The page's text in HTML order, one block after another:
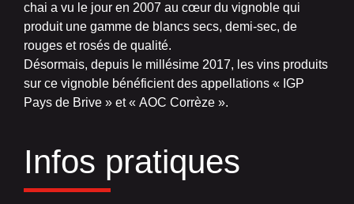
chai a vu le jour en 2007 au cœur du vignoble qui
produit une gamme de blancs secs, demi-sec, de
rouges et rosés de qualité.
Désormais, depuis le millésime 2017, les vins produits
sur ce vignoble bénéficient des appellations « IGP
Pays de Brive » et « AOC Corrèze ».
Infos pratiques